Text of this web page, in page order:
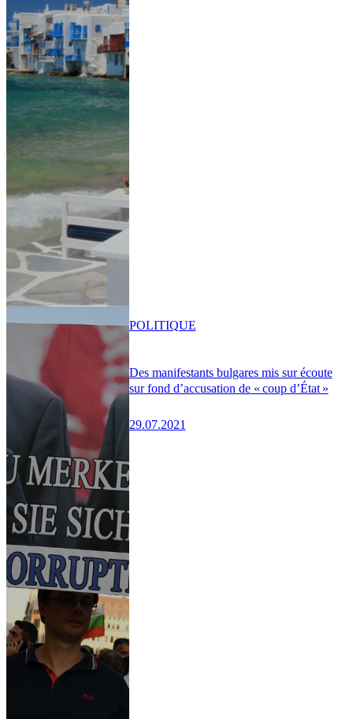
Des manifestants bulgares mis sur écoute
sur fond d’accusation de « coup d’État »
29.07.2021
POLITIQUE